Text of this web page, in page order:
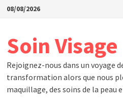
Passer
08/08/2026
Soin Visage
Rejoignez-nous dans un voyage
transformation alors que nous
maquillage, des soins de la peau